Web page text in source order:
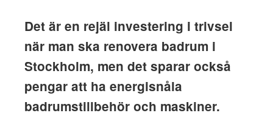
Det är en rejäl investering i trivsel
när man ska renovera badrum i
Stockholm, men det sparar också
pengar att ha energisnåla
badrumstillbehör och maskiner.